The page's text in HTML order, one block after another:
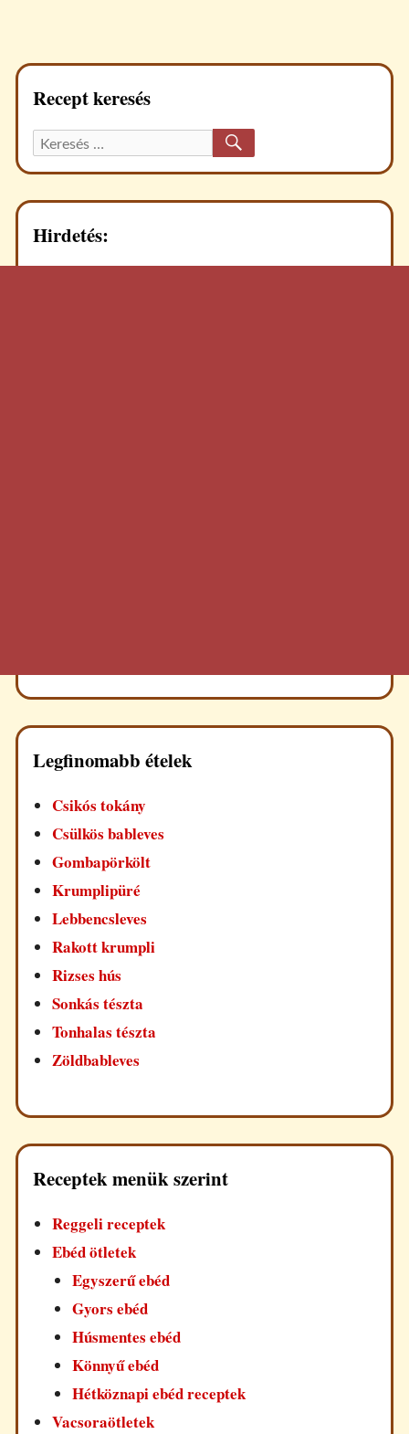
Recept keresés
Keresett
recept:
Hirdetés:
Legfinomabb ételek
Csikós tokány
Csülkös bableves
Gombapörkölt
Krumplipüré
Lebbencsleves
Rakott krumpli
Rizses hús
Sonkás tészta
Tonhalas tészta
Zöldbableves
Receptek menük szerint
Reggeli receptek
Ebéd ötletek
Egyszerű ebéd
Gyors ebéd
Húsmentes ebéd
Könnyű ebéd
Hétköznapi ebéd receptek
Vacsoraötletek